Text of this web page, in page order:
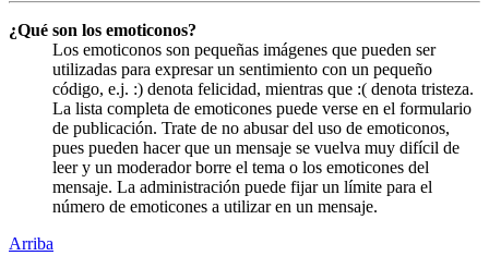
¿Qué son los emoticonos?
Los emoticonos son pequeñas imágenes que pueden ser
utilizadas para expresar un sentimiento con un pequeño
código, e.j. :) denota felicidad, mientras que :( denota tristeza.
La lista completa de emoticones puede verse en el formulario
de publicación. Trate de no abusar del uso de emoticonos,
pues pueden hacer que un mensaje se vuelva muy difícil de
leer y un moderador borre el tema o los emoticones del
mensaje. La administración puede fijar un límite para el
número de emoticones a utilizar en un mensaje.
Arriba